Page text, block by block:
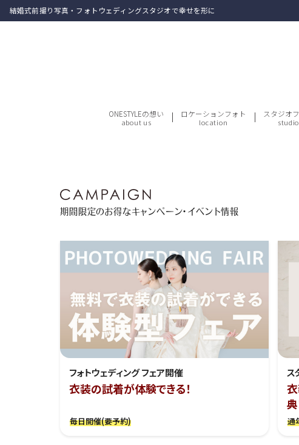
結婚式前撮り写真・フォトウェディングスタジオで幸せを形に
ONESTYLEの想い
about us
ロケーションフォト
location
スタジオ
studio
期間限定のお得なキャンペーン・イベント情報
フォトウェディング フェア開催
衣装の試着が体験できる！
毎日開催(要予約)
ス
典
通